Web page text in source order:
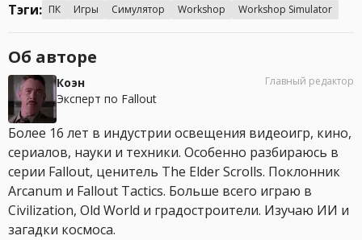
Тэги: ПК Игры Симулятор Workshop Workshop Simulator
Об авторе
Коэн
Эксперт по Fallout
Главный редактор
Более 16 лет в индустрии освещения видеоигр, кино,
сериалов, науки и техники. Особенно разбираюсь в
серии Fallout, ценитель The Elder Scrolls. Поклонник
Arcanum и Fallout Tactics. Больше всего играю в
Civilization, Old World и градостроители. Изучаю ИИ и
загадки космоса.